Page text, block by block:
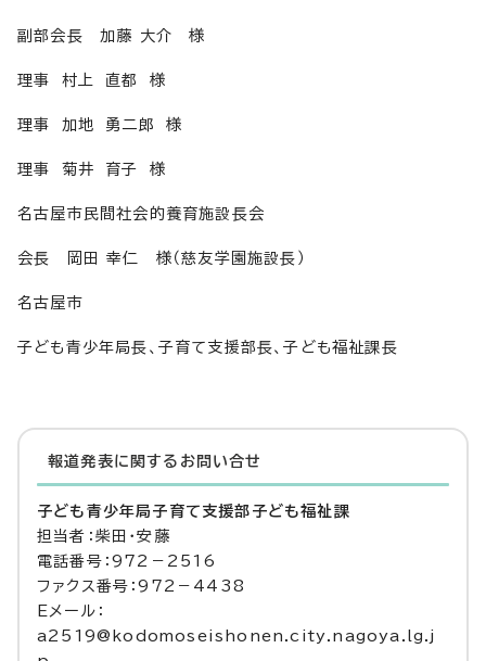
副部会長 加藤 大介 様
理事 村上 直都 様
理事 加地 勇二郎 様
理事 菊井 育子 様
名古屋市民間社会的養育施設長会
会長 岡田 幸仁 様（慈友学園施設長）
名古屋市
子ども青少年局長、子育て支援部長、子ども福祉課長
報道発表に関するお問い合せ
子ども青少年局子育て支援部子ども福祉課
担当者：柴田・安藤
電話番号：972－2516
ファクス番号：972－4438
Eメール：
a2519@kodomoseishonen.city.nagoya.lg.j